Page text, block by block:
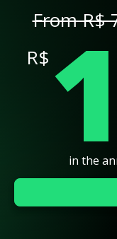
From R$
R$
in the